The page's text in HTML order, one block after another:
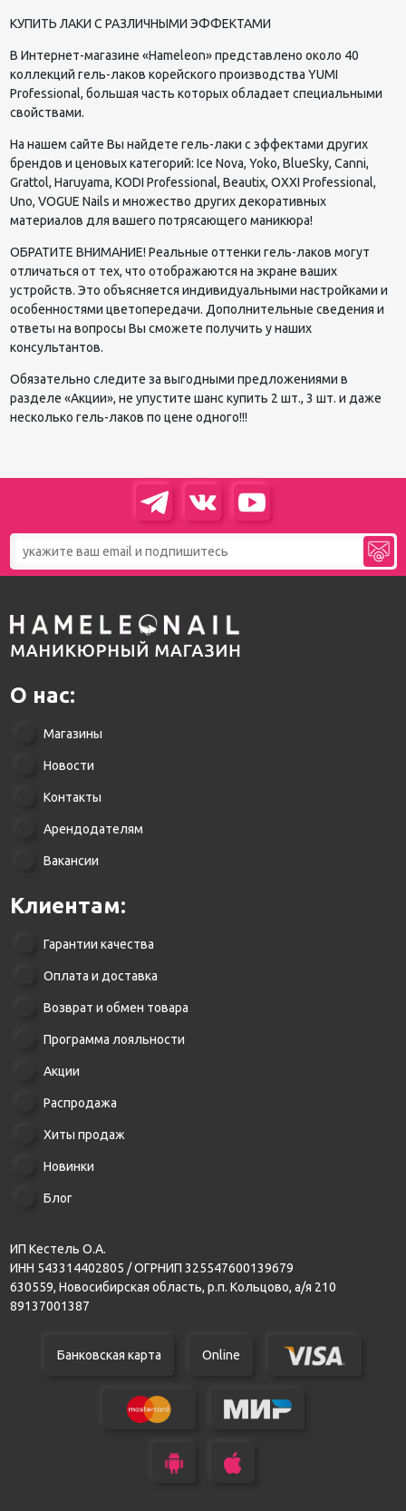
КУПИТЬ ЛАКИ С РАЗЛИЧНЫМИ ЭФФЕКТАМИ
В Интернет-магазине «Hameleon» представлено около 40
коллекций гель-лаков корейского производства YUMI
Professional, большая часть которых обладает специальными
свойствами.
На нашем сайте Вы найдете гель-лаки с эффектами других
брендов и ценовых категорий: Ice Nova, Yoko, BlueSky, Canni,
Grattol, Haruyama, KODI Professional, Beautix, OXXI Professional,
Uno, VOGUE Nails и множество других декоративных
материалов для вашего потрясающего маникюра!
ОБРАТИТЕ ВНИМАНИЕ! Реальные оттенки гель-лаков могут
отличаться от тех, что отображаются на экране ваших
устройств. Это объясняется индивидуальными настройками и
особенностями цветопередачи. Дополнительные сведения и
ответы на вопросы Вы сможете получить у наших
консультантов.
Обязательно следите за выгодными предложениями в
разделе «Акции», не упустите шанс купить 2 шт., 3 шт. и даже
несколько гель-лаков по цене одного!!!
О нас:
Магазины
Новости
Контакты
Арендодателям
Вакансии
Клиентам:
Гарантии качества
Оплата и доставка
Возврат и обмен товара
Программа лояльности
Акции
Распродажа
Хиты продаж
Новинки
Блог
ИП Кестель О.А.
ИНН 543314402805 / ОГРНИП 325547600139679
630559, Новосибирская область, р.п. Кольцово, а/я 210
89137001387
Банковская карта Online